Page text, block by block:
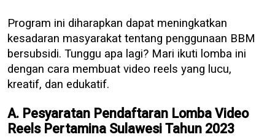
Program ini diharapkan dapat meningkatkan
kesadaran masyarakat tentang penggunaan BBM
bersubsidi. Tunggu apa lagi? Mari ikuti lomba ini
dengan cara membuat video reels yang lucu,
kreatif, dan edukatif.
A. Pesyaratan Pendaftaran Lomba Video
Reels Pertamina Sulawesi Tahun 2023